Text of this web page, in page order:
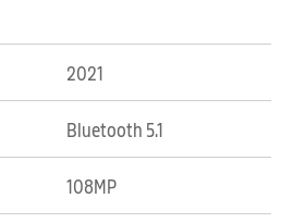
2021
Bluetooth 5.1
108MP